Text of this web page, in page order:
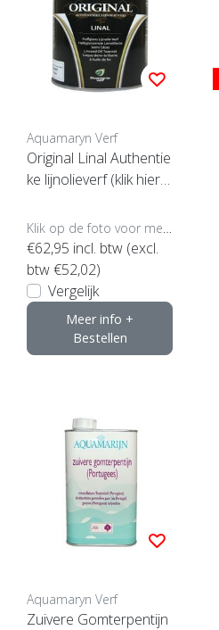
Aquamaryn Verf
Original Linal Authentie
ke lijnolieverf (klik hier v
€62,95 incl. btw (excl.
btw €52,02)
Vergelijk
Meer info +
Bestellen
Aquamaryn Verf
Zuivere Gomterpentijn